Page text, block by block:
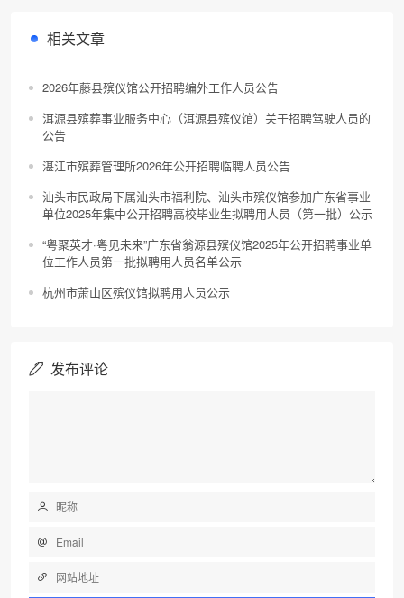
相关文章
2026年藤县殡仪馆公开招聘编外工作人员公告
洱源县殡葬事业服务中心（洱源县殡仪馆）关于招聘驾驶人员的
公告
湛江市殡葬管理所2026年公开招聘临聘人员公告
汕头市民政局下属汕头市福利院、汕头市殡仪馆参加广东省事业
单位2025年集中公开招聘高校毕业生拟聘用人员（第一批）公示
“粤聚英才·粤见未来”广东省翁源县殡仪馆2025年公开招聘事业单
位工作人员第一批拟聘用人员名单公示
杭州市萧山区殡仪馆拟聘用人员公示
发布评论